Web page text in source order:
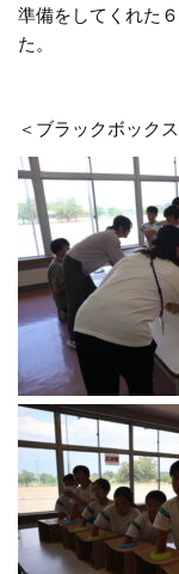
準備をしてくれた
た。
＜ブラックボックス